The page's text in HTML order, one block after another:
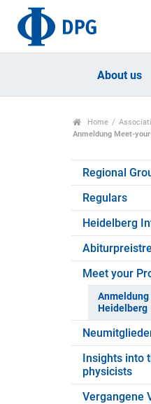
About us
Home
Anmeldung Meet-
Regional
Regulars
Heidelberg
Meet your
Heidelberg
Insights into
physicists
Vergangene